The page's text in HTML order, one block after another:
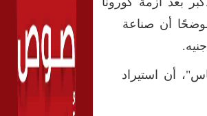
بعد أزمة كورونا
موضحًا أن صناعة
.
أن استيراد